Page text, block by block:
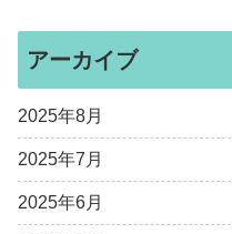
アーカイブ
2025年8月
2025年7月
2025年6月